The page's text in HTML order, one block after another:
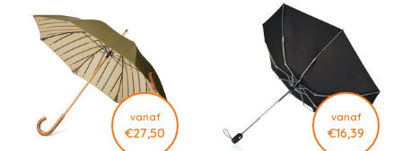
vanaf
€27,50
vanaf
€16,39